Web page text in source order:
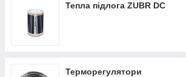
Тепла підлога ZUBR DC
Терморегулятори